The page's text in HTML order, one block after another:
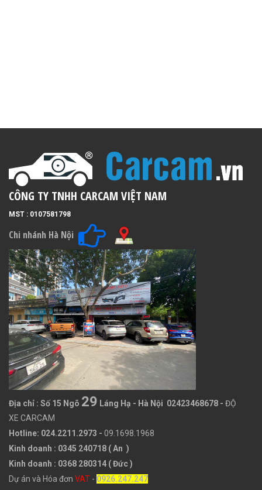
CÔNG TY TNHH CARCAM VIỆT NAM
MST : 0107581798
Chi nhánh Hà Nội
Địa chỉ : Số 15 Ngõ 29 Láng Hạ - Hà Nội 02423468678 - ĐỘ
XE CARCAM
Hotline: 024.2211.2973 - 09.1698.1968
Kinh doanh : 0345 240718 ( An )
Kinh doanh : 0368 280314 ( Đức )
Dự án và Hóa đơn VAT - 0926.247.247